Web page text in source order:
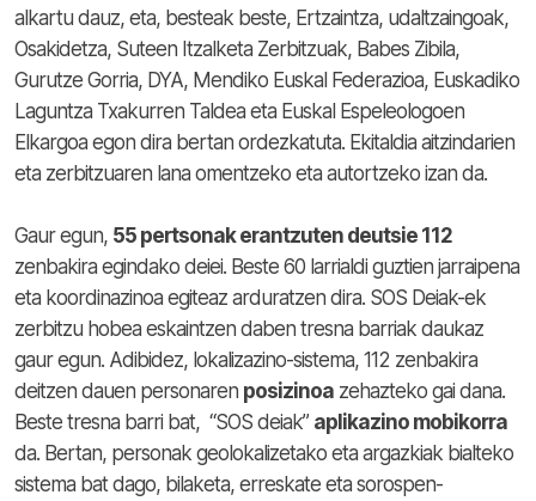
alkartu dauz, eta, besteak beste, Ertzaintza, udaltzaingoak,
Osakidetza, Suteen Itzalketa Zerbitzuak, Babes Zibila,
Gurutze Gorria, DYA, Mendiko Euskal Federazioa, Euskadiko
Laguntza Txakurren Taldea eta Euskal Espeleologoen
Elkargoa egon dira bertan ordezkatuta. Ekitaldia aitzindarien
eta zerbitzuaren lana omentzeko eta autortzeko izan da.
Gaur egun, 55 pertsonak erantzuten deutsie 112
zenbakira egindako deiei. Beste 60 larrialdi guztien jarraipena
eta koordinazinoa egiteaz arduratzen dira. SOS Deiak-ek
zerbitzu hobea eskaintzen daben tresna barriak daukaz
gaur egun. Adibidez, lokalizazino-sistema, 112 zenbakira
deitzen dauen personaren posizinoa zehazteko gai dana.
Beste tresna barri bat, “SOS deiak” aplikazino mobikorra
da. Bertan, personak geolokalizetako eta argazkiak bialteko
sistema bat dago, bilaketa, erreskate eta sorospen-